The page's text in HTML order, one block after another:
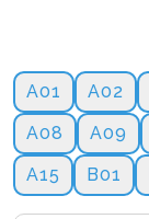
A01 A02
A08
A09
A15
B01